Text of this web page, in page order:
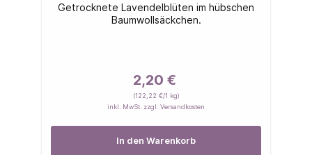
Getrocknete Lavendelblüten im hübschen
Baumwollsäckchen.
2,20 €
(122,22 €/1 kg)
inkl. MwSt. zzgl. Versandkosten
In den Warenkorb